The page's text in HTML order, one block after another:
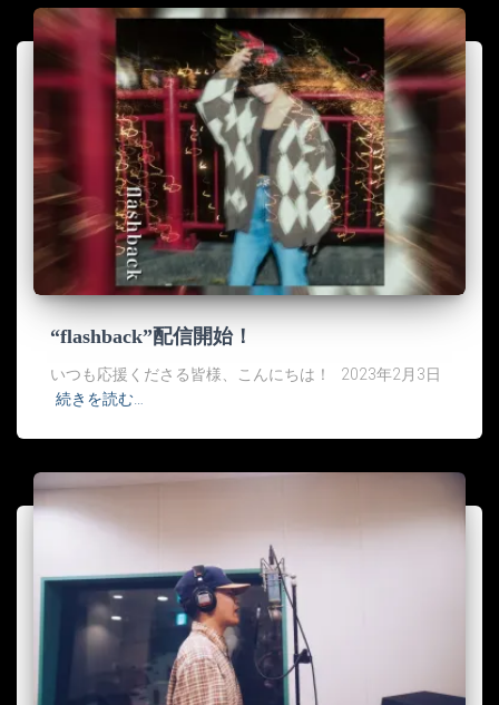
“flashback”配信開始！
いつも応援くださる皆様、こんにちは！ 2023年2月3日
続きを読む…